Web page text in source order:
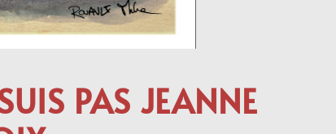
PAS JEANNE